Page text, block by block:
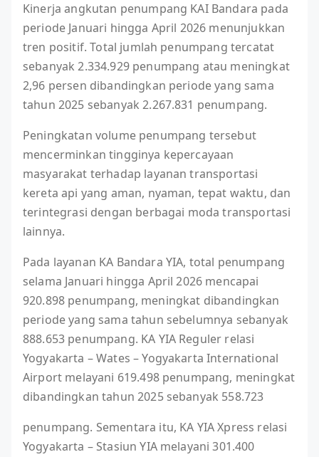
Kinerja angkutan penumpang KAI Bandara pada
periode Januari hingga April 2026 menunjukkan
tren positif. Total jumlah penumpang tercatat
sebanyak 2.334.929 penumpang atau meningkat
2,96 persen dibandingkan periode yang sama
tahun 2025 sebanyak 2.267.831 penumpang.
Peningkatan volume penumpang tersebut
mencerminkan tingginya kepercayaan
masyarakat terhadap layanan transportasi
kereta api yang aman, nyaman, tepat waktu, dan
terintegrasi dengan berbagai moda transportasi
lainnya.
Pada layanan KA Bandara YIA, total penumpang
selama Januari hingga April 2026 mencapai
920.898 penumpang, meningkat dibandingkan
periode yang sama tahun sebelumnya sebanyak
888.653 penumpang. KA YIA Reguler relasi
Yogyakarta – Wates – Yogyakarta International
Airport melayani 619.498 penumpang, meningkat
dibandingkan tahun 2025 sebanyak 558.723
penumpang. Sementara itu, KA YIA Xpress relasi
Yogyakarta – Stasiun YIA melayani 301.400